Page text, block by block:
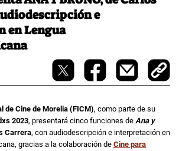
e
en Lengua
de Cine de Morelia (FICM), como parte de su
2023, presentará cinco funciones de Ana y
Carrera, con audiodescripción e interpretación en
gracias a la colaboración de Cine para